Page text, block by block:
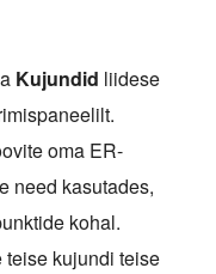
Kujundid liidese
oma ER-
need kasutades,
kohal.
kujundi teise